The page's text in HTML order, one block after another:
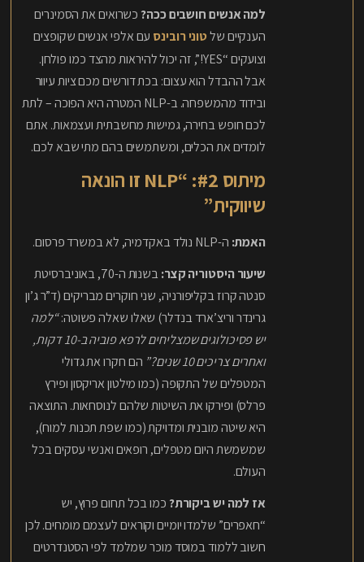
למה אנשים חושבים ככה?כשרואים את הסמינרים
הענקיים שלטוני רובינס עם אלפי אנשים שקופצים
וצועקים “YES!”, זה יכול להיראות מהצד כמו פולחן.
אבל ההבדל הוא עצום: בכת דורשים מכם ציות עיוור
ובידוד מהמשפחה. ב-NLP המטרה היא הפוכה – לתת
לכם חופש בחירה, גמישות מחשבתית ועצמאות. אתם
לומדים את הכלים, ומשתמשים בהם מתי שבא לכם.
מיתוס #2: “NLP זו הונאה
שיווקית”
האמת: ה-NLP נולד באקדמיה, לא במשרד פרסום.
שיעור היסטוריה קצר:
בשנות ה-70, באוניברסיטת
סנטה קרוז בקליפורניה, שני חוקרים מבריקים (ד”ר ג’ון
גרינדר וריצ’ארד בנדלר) שאלו שאלה פשוטה:“למה
יש פסיכולוגים שמצליחים לרפא פוביה ב-10 דקות,
ואחרים צריכים 10 שנים?”
הם חקרו את גדולי
המטפלים של התקופה (כמו מילטון אריקסון ופירץ
פרלס) ופירקו את השיטות שלהם לנוסחאות. התוצאה
היא שיטה מובנית ומדויקת (כמו שפת תכנות למוח),
שמשמשת היום מטפלים, רופאים ואנשי עסקים בכל
העולם.
אז למה יש ביקורת?כמו בכל תחום פרוץ, יש
“חאפרים” שלמדו יומיים וקוראים לעצמם מומחים. לכן
חשוב ללמוד במוסד מוכר שמלמד לפי הסטנדרטים